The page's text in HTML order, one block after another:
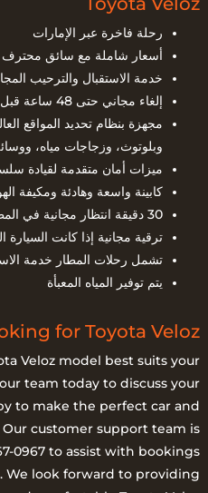
رحلة فاخرة عبر الإمارات
أسعار شاملة مع سائق محترف
خدمة الاستقبال والترحيب
إلغاء مجاني حتى 48 ساعة قبل الاستلام
وبلوتوث، وزجاجات مياه،
ميزات أمان متقدمة لقيادة
كابينة واسعة وهادئة ومكيفة
30 دقيقة انتظار مجانية في المطار، و15 دقيقة في أماكن أخرى
ترقية مجانية إذا كانت السيارة
تشمل رحلات المطار خدمة
يتم توفير المياه المعبأة
for Toyota Veloz
Veloz model best suits your
team today to discuss your
to make the perfect car and
customer support team is
0967 to assist with bookings
We look forward to providing